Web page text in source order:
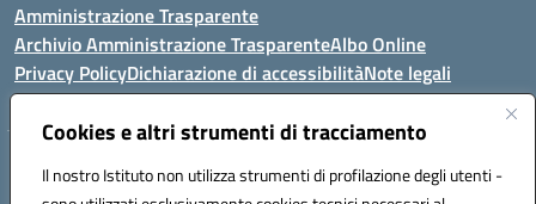
Cookies e altri strumenti di tracciamento
Il nostro Istituto non utilizza strumenti di profilazione degli utenti -
Amministrazione Trasparente
Archivio Amministrazione TrasparenteAlbo Online
Privacy PolicyDichiarazione di accessibilitàNote legali
Istituto Comprensivo Statale